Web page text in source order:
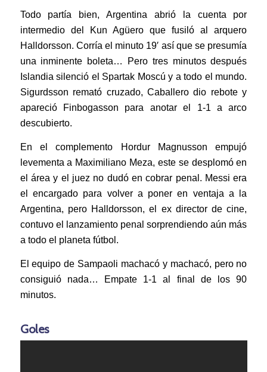
Todo partía bien, Argentina abrió la cuenta por
intermedio del Kun Agüero que fusiló al arquero
Halldorsson. Corría el minuto 19′ así que se presumía
una inminente boleta… Pero tres minutos después
Islandia silenció el Spartak Moscú y a todo el mundo.
Sigurdsson remató cruzado, Caballero dio rebote y
apareció Finbogasson para anotar el 1-1 a arco
descubierto.
En el complemento Hordur Magnusson empujó
levementa a Maximiliano Meza, este se desplomó en
el área y el juez no dudó en cobrar penal. Messi era
el encargado para volver a poner en ventaja a la
Argentina, pero Halldorsson, el ex director de cine,
contuvo el lanzamiento penal sorprendiendo aún más
a todo el planeta fútbol.
El equipo de Sampaoli machacó y machacó, pero no
consiguió nada… Empate 1-1 al final de los 90
minutos.
Goles